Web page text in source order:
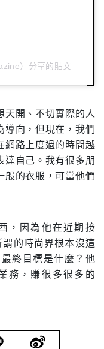
）分享的貼文
天開、不切實際的人
導向，但現在，我們
網路上度過的時間越
達自己。我有很多朋
般的衣服，可當他們
，因為他在近期接
的時尚界根本沒這
終目標是什麼？他
務，賺很多很多的